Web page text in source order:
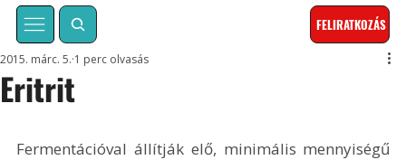
FELIRATKOZÁS
Eritrit
2015. márc. 5. 1 perc olvasás
Fermentációval állítják elő, minimális mennyiségű